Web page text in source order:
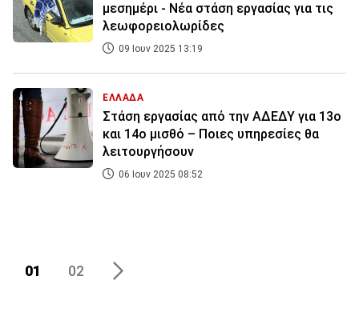
μεσημέρι - Νέα στάση εργασίας για τις
λεωφορειολωρίδες
09 Ιουν 2025 13:19
ΕΛΛΑΔΑ
Στάση εργασίας από την ΑΔΕΔΥ για 13ο
και 14ο μισθό – Ποιες υπηρεσίες θα
λειτουργήσουν
06 Ιουν 2025 08:52
01 02